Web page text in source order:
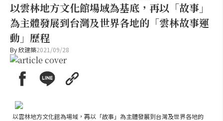
以雲林地方文化館場域為基底，再以「故事」
為主體發展到台灣及世界各地的「雲林故事運
動」歷程
By欣建築2021/09/28
以雲林地方文化館為場域，再以「故事」為主體發展到台灣及世界各地的